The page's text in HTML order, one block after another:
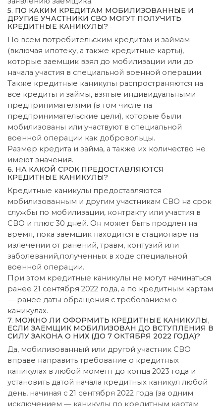
5. ПО КАКИМ КРЕДИТАМ МОБИЛИЗОВАННЫЕ И
ДРУГИЕ УЧАСТНИКИ СВО МОГУТ ПОЛУЧИТЬ
КРЕДИТНЫЕ КАНИКУЛЫ?
По всем потребительским кредитам и займам
(включая ипотеку, а также кредитные карты),
которые заемщик взял до мобилизации или до
начала участия в специальной военной операции.
Также кредитные каникулы распространяются на
все кредиты и займы, взятые индивидуальными
предпринимателями (в том числе на
предпринимательские цели), которые были
мобилизованы или участвуют в специальной
военной операции как добровольцы.
Размер кредита и займа, а также их количество не
имеют значения.
6. НА КАКОЙ СРОК ПРЕДОСТАВЛЯЮТСЯ
КРЕДИТНЫЕ КАНИКУЛЫ?
Кредитные каникулы предоставляются
мобилизованным и другим участникам СВО на срок
службы по мобилизации, контракту или участия в
СВО и плюс 30 дней. Он может быть продлен на
время, пока заемщик находится в стационаре на
излечении от ранений, травм, контузий или
заболеваний,полученных в ходе специальной
военной операции.
При этом кредитные каникулы не могут начинаться
ранее 21 сентября 2022 года, а по кредитным картам
— ранее даты обращения с требованием о
каникулах.
7. МОЖНО ЛИ ОФОРМИТЬ КРЕДИТНЫЕ КАНИКУЛЫ,
ЕСЛИ ЗАЕМЩИК МОБИЛИЗОВАН ДО ВСТУПЛЕНИЯ В
СИЛУ ЗАКОНА О НИХ (ДО 7 ОКТЯБРЯ 2022 ГОДА)?
Да, мобилизованный или другой участник СВО
вправе направить требование о кредитных
каникулах в любой момент до конца 2023 года и
установить датой начала кредитных каникул любой
день, начиная с 21 сентября 2022 года (за одним
исключением — каникулы по кредитным картам